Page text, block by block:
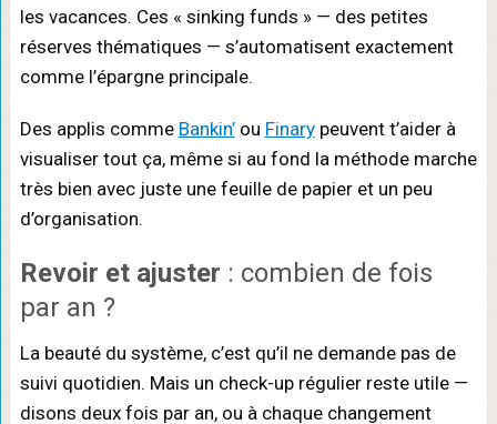
les vacances. Ces « sinking funds » — des petites
réserves thématiques — s’automatisent exactement
comme l’épargne principale.
Des applis comme Bankin’ou Finarypeuvent t’aider à
visualiser tout ça, même si au fond la méthode marche
très bien avec juste une feuille de papier et un peu
d’organisation.
Revoir et ajuster : combien de fois
par an ?
La beauté du système, c’est qu’il ne demande pas de
suivi quotidien. Mais un check-up régulier reste utile —
disons deux fois par an, ou à chaque changement